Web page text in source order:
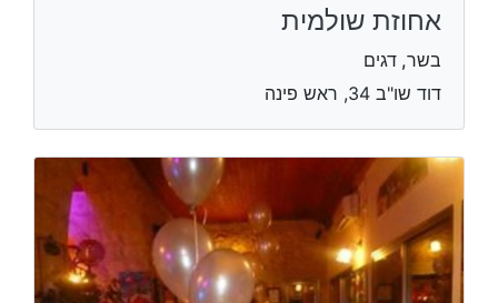
אחוזת שולמית
בשר, דגים
דוד שו"ב 34, ראש פינה